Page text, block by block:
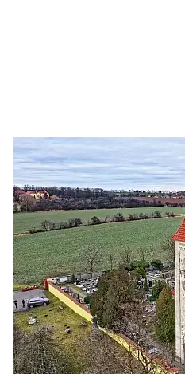
Zastanem se
Politika • Volební seriál #02:
městě
Jakými nástroji navrhujete
13 do procesů developerské
Třebonice a Chaby, kterou
Metropolitn...